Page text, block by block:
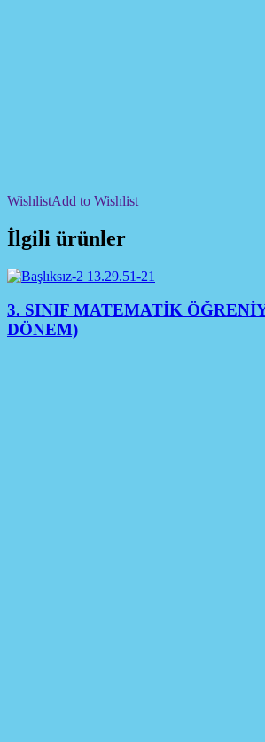
WishlistAdd to Wishlist
İlgili ürünler
3. SINIF MATEMATİK
DÖNEM)